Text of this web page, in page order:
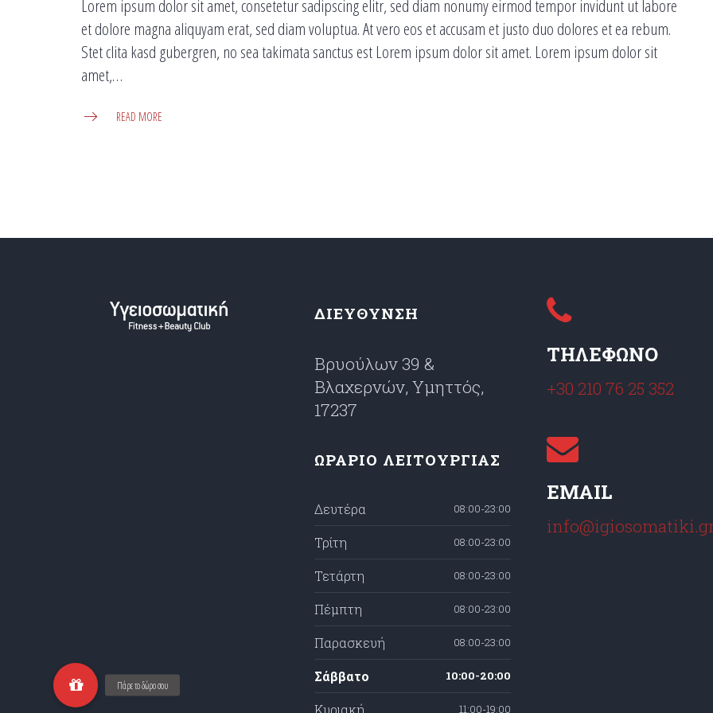
Lorem ipsum dolor sit amet, consetetur sadipscing elitr, sed diam nonumy eirmod tempor invidunt ut labore
et dolore magna aliquyam erat, sed diam voluptua. At vero eos et accusam et justo duo dolores et ea rebum.
Stet clita kasd gubergren, no sea takimata sanctus est Lorem ipsum dolor sit amet. Lorem ipsum dolor sit
amet,…
READ MORE
ΔΙΕΥΘΥΝΣΗ
Βρυούλων 39 &
Βλαχερνών, Υμηττός,
17237
ΩΡΑΡΙΟ ΛΕΙΤΟΥΡΓΙΑΣ
Δευτέρα 08:00-23:00
Τρίτη 08:00-23:00
Τετάρτη 08:00-23:00
Πέμπτη 08:00-23:00
Παρασκευή 08:00-23:00
Σάββατο 10:00-20:00
Κυριακή 11:00-19:00
ΤΗΛΕΦΩΝΟ
+30 210 76 25 352
EMAIL